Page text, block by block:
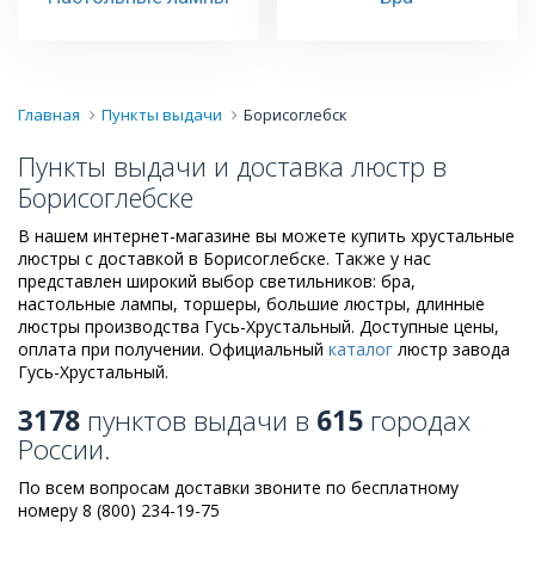
Главная Пункты выдачи Борисоглебск
Пункты выдачи и доставка люстр в
Борисоглебске
В нашем интернет-магазине вы можете купить хрустальные
люстры с доставкой в Борисоглебске. Также у нас
представлен широкий выбор светильников: бра,
настольные лампы, торшеры, большие люстры, длинные
люстры производства Гусь-Хрустальный. Доступные цены,
оплата при получении. Официальный каталог люстр завода
Гусь-Хрустальный.
3178 пунктов выдачи в 615 городах
России.
По всем вопросам доставки звоните по бесплатному
номеру 8 (800) 234-19-75